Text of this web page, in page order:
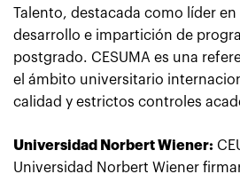
Talento, destacada como líder
desarrollo e impartición de
postgrado. CESUMA es una
el ámbito universitario
calidad y estrictos controles
Universidad Norbert Wiener:
Universidad Norbert Wiener